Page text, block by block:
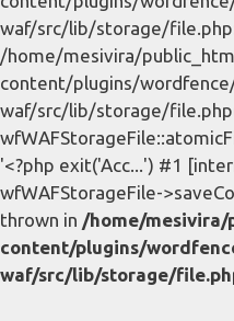
waf/src/lib/storage/
/home/mesivira/
content/plugins/
waf/src/lib/storage/
'<?php exit('Acc...') #1
wfWAFStorageFile-
thrown in /home/
content/plugins/
waf/src/lib/storage/